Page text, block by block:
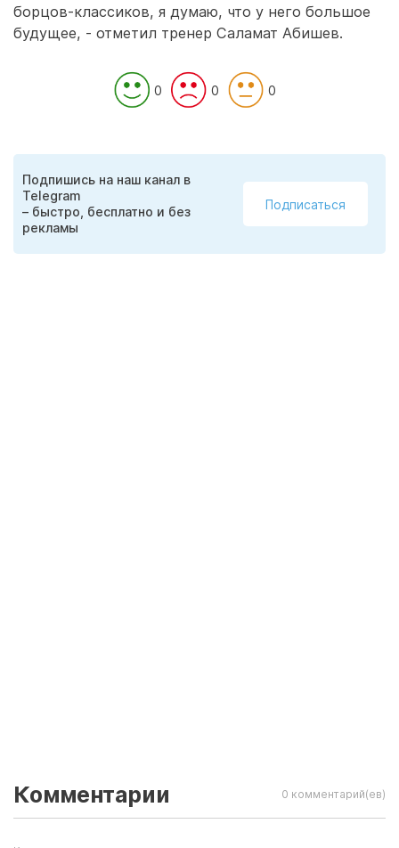
борцов-классиков, я думаю, что у него большое
будущее, - отметил тренер Саламат Абишев.
0 0 0
Подпишись на наш канал в
Telegram
– быстро, бесплатно и без
рекламы
Подписаться
Комментарии 0 комментарий(ев)